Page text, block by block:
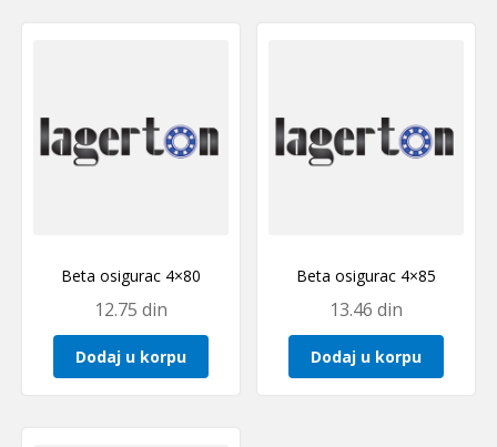
Beta osigurac 4×80
12.75 din
Dodaj u korpu
Beta osigurac 4×85
13.46din
Dodaj u korpu